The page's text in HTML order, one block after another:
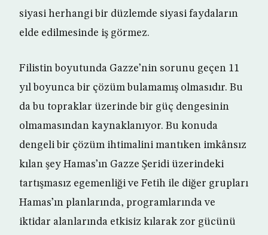
siyasi herhangi bir düzlemde siyasi faydaların
elde edilmesinde iş görmez.
Filistin boyutunda Gazze’nin sorunu geçen 11
yıl boyunca bir çözüm bulamamış olmasıdır. Bu
da bu topraklar üzerinde bir güç dengesinin
olmamasından kaynaklanıyor. Bu konuda
dengeli bir çözüm ihtimalini mantıken imkânsız
kılan şey Hamas’ın Gazze Şeridi üzerindeki
tartışmasız egemenliği ve Fetih ile diğer grupları
Hamas’ın planlarında, programlarında ve
iktidar alanlarında etkisiz kılarak zor gücünü